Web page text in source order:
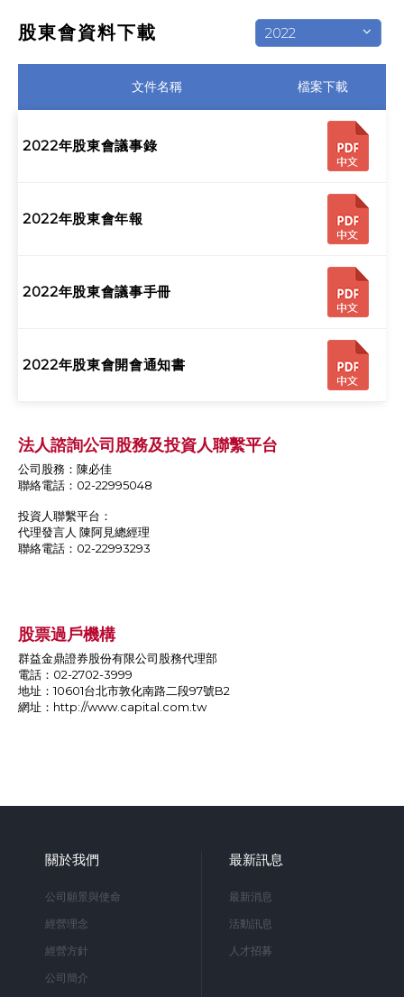
股東會資料下載 2022
文件名稱 檔案下載
2022年股東會議事錄
2022年股東會年報
2022年股東會議事手冊
2022年股東會開會通知書
法人諮詢公司股務及投資人聯繫平台
公司股務：陳必佳
聯絡電話：02-22995048
投資人聯繫平台：
代理發言人 陳阿見總經理
聯絡電話：02-22993293
股票過戶機構
群益金鼎證券股份有限公司股務代理部
電話：02-2702-3999
地址：10601台北市敦化南路二段97號B2
網址： http://www.capital.com.tw
關於我們
公司願景與使命
經營理念
經營方針
公司簡介
最新訊息
最新消息
活動訊息
人才招募